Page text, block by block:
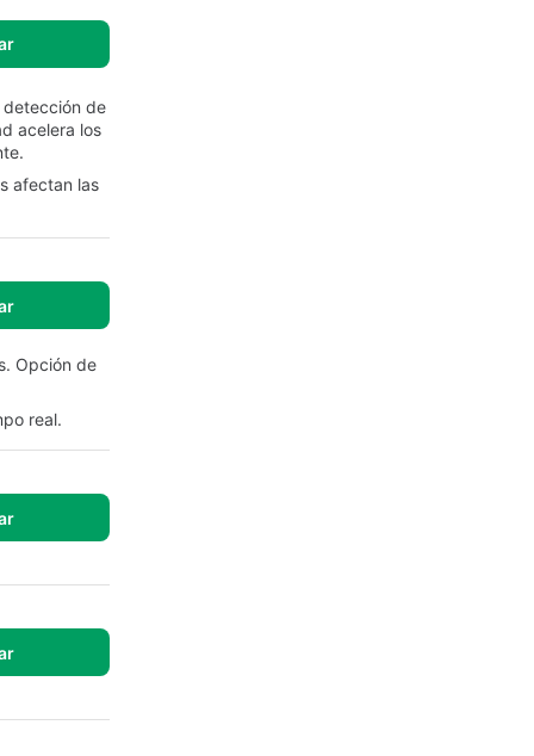
detección de
acelera los
afectan las
Opción de
real.